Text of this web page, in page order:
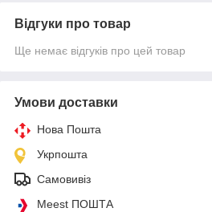
Відгуки про товар
Ще немає відгуків про цей товар
Умови доставки
Нова Пошта
Укрпошта
Самовивіз
Meest ПОШТА